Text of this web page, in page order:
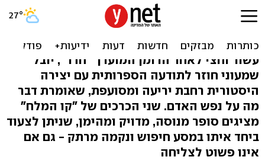
לחצות את הגבולות עם יובל
עשור וחצי לאחר הרומן המוערך "חדר", יובל
שמעוני חוזר לתודעה הספרותית עם יצירה
היסטורית רחבת יריעה ומסועפת, שאומרת דבר
מה על נפש האדם. שני הכרכים של "קו המלח"
מציגים סופר מנוסה, מדויק ומהימן, שניתן לצעוד
ביחד איתו במסע חיפוש ונקמה מרתק - גם אם
אינו פשוט לצליחה